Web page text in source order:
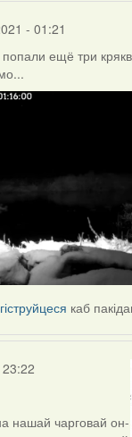
- 01:21
попали ещё три
каб
нашай чарговай он-